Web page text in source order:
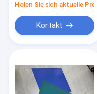
Holen Sie sich aktuelle Preis
Kontakt